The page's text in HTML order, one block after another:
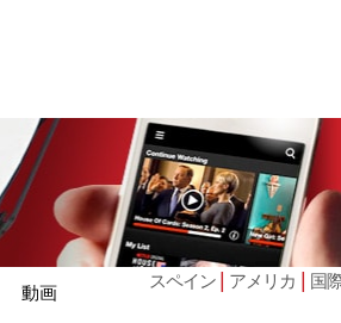
動画
スペイン | アメリカ | 国